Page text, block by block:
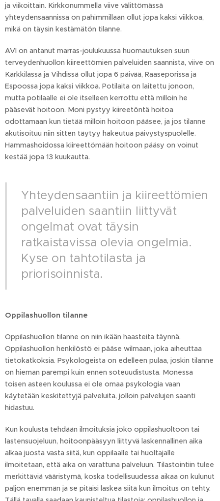
ja viikoittain. Kirkkonummella viive välittömässä
yhteydensaannissa on pahimmillaan ollut jopa kaksi viikkoa,
mikä on täysin kestämätön tilanne.
AVI on antanut marras-joulukuussa huomautuksen suun
terveydenhuollon kiireettömien palveluiden saannista, viive on
Karkkilassa ja Vihdissä ollut jopa 6 päivää, Raaseporissa ja
Espoossa jopa kaksi viikkoa. Potilaita on laitettu jonoon,
mutta potilaalle ei ole itselleen kerrottu että milloin he
pääsevät hoitoon. Moni pystyy kiireetöntä hoitoa
odottamaan kun tietää milloin hoitoon pääsee, ja jos tilanne
akutisoituu niin sitten täytyy hakeutua päivystyspuolelle.
Hammashoidossa kiireettömään hoitoon pääsy on voinut
kestää jopa 13 kuukautta.
Yhteydensaantiin ja kiireettömien
palveluiden saantiin liittyvät
ongelmat ovat täysin
ratkaistavissa olevia ongelmia.
Kyse on tahtotilasta ja
priorisoinnista.
Oppilashuollon tilanne
Oppilashuollon tilanne on niin ikään haasteita täynnä.
Oppilashuollon henkilöstö ei pääse wilmaan, joka aiheuttaa
tietokatkoksia. Psykologeista on edelleen pulaa, joskin tilanne
on hieman parempi kuin ennen soteuudistusta. Monessa
toisen asteen koulussa ei ole omaa psykologia vaan
käytetään keskitettyjä palveluita, jolloin palvelujen saanti
hidastuu.
Kun koulusta tehdään ilmoituksia joko oppilashuoltoon tai
lastensuojeluun, hoitoonpääsyyn liittyvä laskennallinen aika
alkaa juosta vasta siitä, kun oppilaalle tai huoltajalle
ilmoitetaan, että aika on varattuna palveluun. Tilastointiin tulee
merkittäviä vääristymä, koska todellisuudessa aikaa on kulunut
paljon enemmän ja se pitäisi laskea siitä kun ilmoitus on tehty.